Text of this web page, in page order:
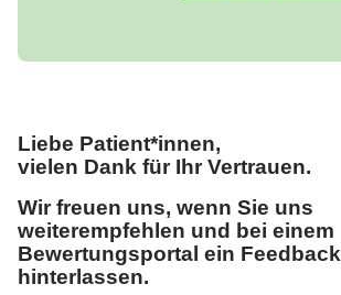
Liebe Patient*innen,
vielen Dank für Ihr Vertrauen.
Wir freuen uns, wenn Sie uns
weiterempfehlen und bei einem
Bewertungsportal ein Feedback
hinterlassen.